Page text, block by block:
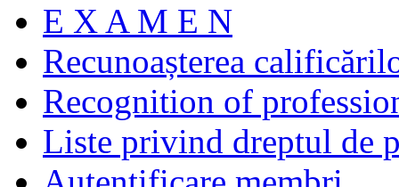
E X A M E N
Recunoașterea
Recognition of
Liste privind dreptul de